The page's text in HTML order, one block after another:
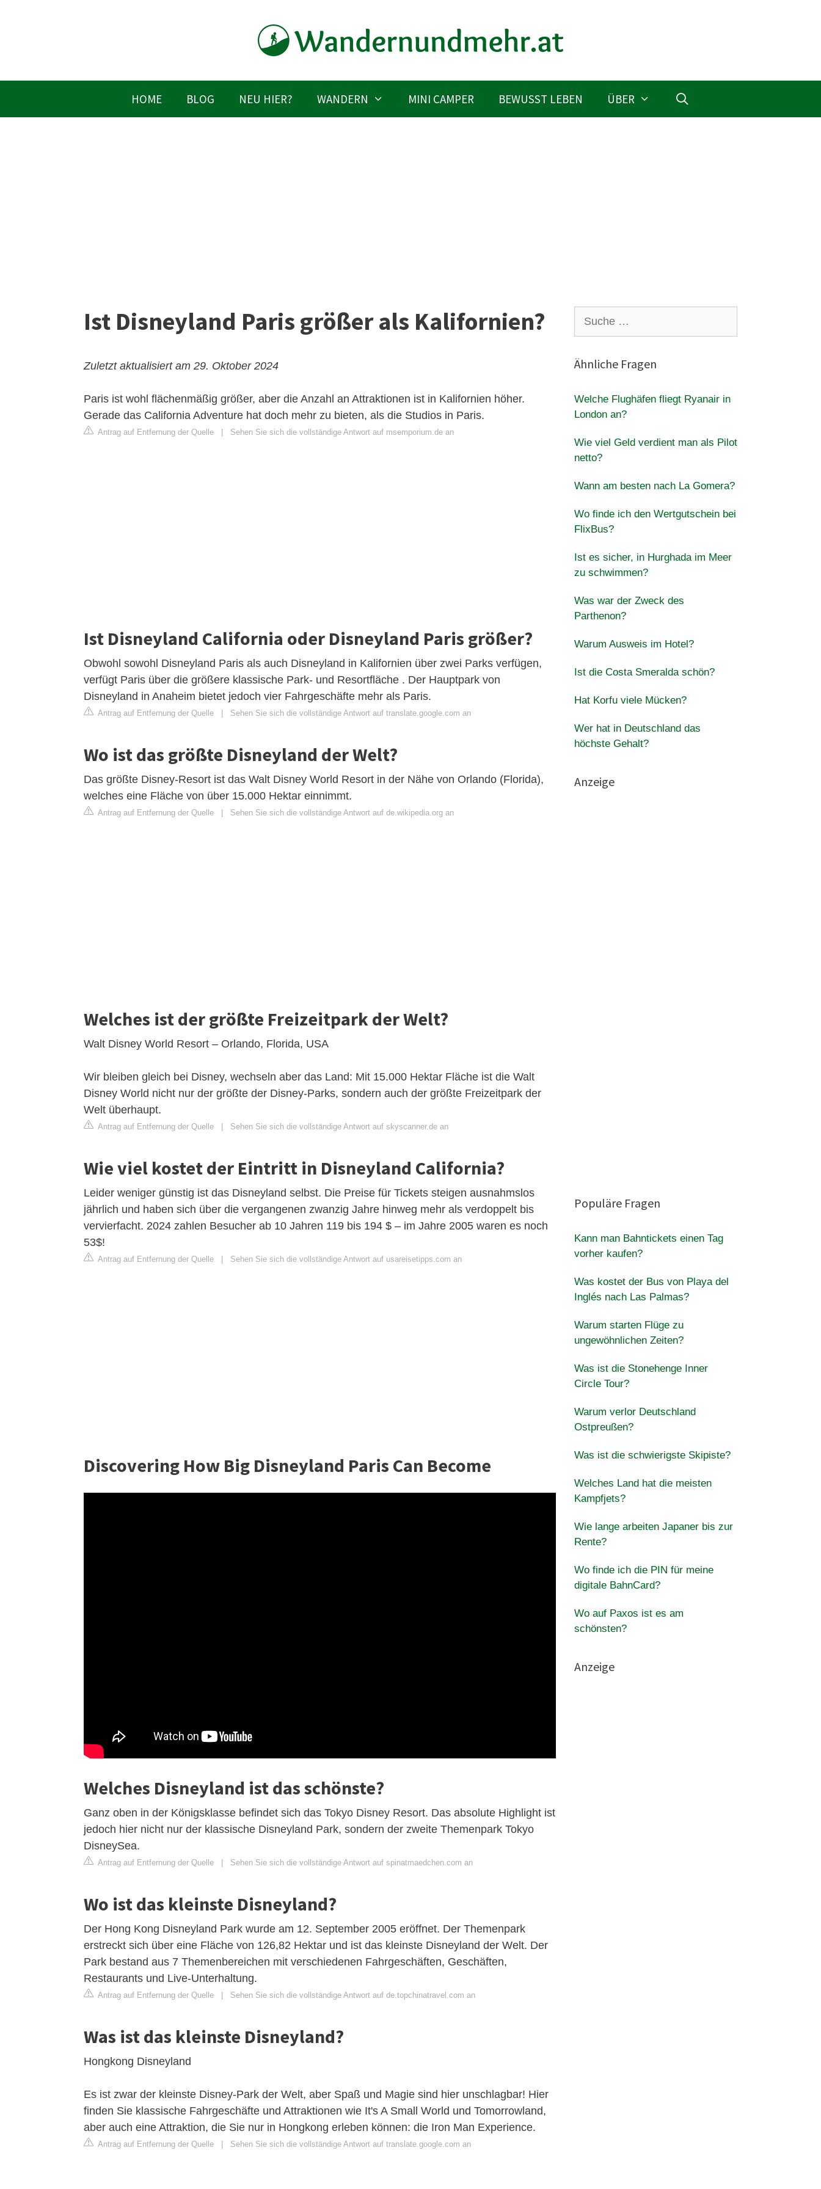
HOME BLOG NEU HIER? WANDERN MINI CAMPER BEWUSST LEBEN ÜBER
Ist Disneyland Paris größer als Kalifornien?
Zuletzt aktualisiert am 29. Oktober 2024
Paris ist wohl flächenmäßig größer, aber die Anzahl an Attraktionen ist in Kalifornien höher.
Gerade das California Adventure hat doch mehr zu bieten, als die Studios in Paris.
Antrag auf Entfernung der Quelle Sehen Sie sich die vollständige Antwort auf msemporium.de an
Ist Disneyland California oder Disneyland Paris größer?
Obwohl sowohl Disneyland Paris als auch Disneyland in Kalifornien über zwei Parks verfügen,
verfügt Paris über die größere klassische Park- und Resortfläche . Der Hauptpark von
Disneyland in Anaheim bietet jedoch vier Fahrgeschäfte mehr als Paris.
Antrag auf Entfernung der Quelle Sehen Sie sich die vollständige Antwort auf translate.google.com an
Wo ist das größte Disneyland der Welt?
Das größte Disney-Resort ist das Walt Disney World Resort in der Nähe von Orlando (Florida),
welches eine Fläche von über 15.000 Hektar einnimmt.
Antrag auf Entfernung der Quelle Sehen Sie sich die vollständige Antwort auf de.wikipedia.org an
Welches ist der größte Freizeitpark der Welt?
Walt Disney World Resort – Orlando, Florida, USA
Wir bleiben gleich bei Disney, wechseln aber das Land: Mit 15.000 Hektar Fläche ist die Walt
Disney World nicht nur der größte der Disney-Parks, sondern auch der größte Freizeitpark der
Welt überhaupt.
Antrag auf Entfernung der Quelle Sehen Sie sich die vollständige Antwort auf skyscanner.de an
Wie viel kostet der Eintritt in Disneyland California?
Leider weniger günstig ist das Disneyland selbst. Die Preise für Tickets steigen ausnahmslos
jährlich und haben sich über die vergangenen zwanzig Jahre hinweg mehr als verdoppelt bis
vervierfacht. 2024 zahlen Besucher ab 10 Jahren 119 bis 194 $ – im Jahre 2005 waren es noch
53$!
Antrag auf Entfernung der Quelle Sehen Sie sich die vollständige Antwort auf usareisetipps.com an
Discovering How Big Disneyland Paris Can Become
Welches Disneyland ist das schönste?
Ganz oben in der Königsklasse befindet sich das Tokyo Disney Resort. Das absolute Highlight ist
jedoch hier nicht nur der klassische Disneyland Park, sondern der zweite Themenpark Tokyo
DisneySea.
Antrag auf Entfernung der Quelle | Sehen Sie sich die vollständige Antwort auf spinatmaedchen.com an
Wo ist das kleinste Disneyland?
Der Hong Kong Disneyland Park wurde am 12. September 2005 eröffnet. Der Themenpark
erstreckt sich über eine Fläche von 126,82 Hektar und ist das kleinste Disneyland der Welt. Der
Park bestand aus 7 Themenbereichen mit verschiedenen Fahrgeschäften, Geschäften,
Restaurants und Live-Unterhaltung.
Antrag auf Entfernung der Quelle | Sehen Sie sich die vollständige Antwort auf de.topchinatravel.com an
Was ist das kleinste Disneyland?
Hongkong Disneyland
Es ist zwar der kleinste Disney-Park der Welt, aber Spaß und Magie sind hier unschlagbar! Hier
finden Sie klassische Fahrgeschäfte und Attraktionen wie It's A Small World und Tomorrowland,
aber auch eine Attraktion, die Sie nur in Hongkong erleben können: die Iron Man Experience.
Antrag auf Entfernung der Quelle | Sehen Sie sich die vollständige Antwort auf translate.google.com an
nach:
Ähnliche Fragen
Welche Flughäfen fliegt Ryanair in
London an?
Wie viel Geld verdient man als Pilot
netto?
Wann am besten nach La Gomera?
Wo finde ich den Wertgutschein bei
FlixBus?
Ist es sicher, in Hurghada im Meer
zu schwimmen?
Was war der Zweck des
Parthenon?
Warum Ausweis im Hotel?
Ist die Costa Smeralda schön?
Hat Korfu viele Mücken?
Wer hat in Deutschland das
höchste Gehalt?
Anzeige
Populäre Fragen
Kann man Bahntickets einen Tag
vorher kaufen?
Was kostet der Bus von Playa del
Inglés nach Las Palmas?
Warum starten Flüge zu
ungewöhnlichen Zeiten?
Was ist die Stonehenge Inner
Circle Tour?
Warum verlor Deutschland
Ostpreußen?
Was ist die schwierigste Skipiste?
Welches Land hat die meisten
Kampfjets?
Wie lange arbeiten Japaner bis zur
Rente?
Wo finde ich die PIN für meine
digitale BahnCard?
Wo auf Paxos ist es am
schönsten?
Anzeige